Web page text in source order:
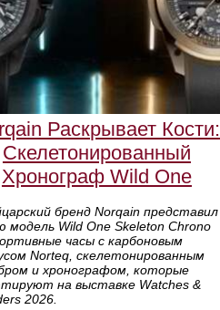
Раскрывает Кости:
Скелетонированный
Хронограф Wild One
бренд Norqain представил
модель Wild One Skeleton Chrono
часы с карбоновым
Norteq, скелетонированным
и хронографом, которые
на выставке Watches &
2026.